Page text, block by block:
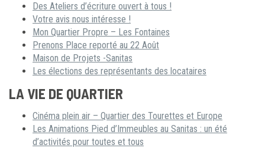
Des Ateliers d’écriture ouvert à tous !
Votre avis nous intéresse !
Mon Quartier Propre – Les Fontaines
Prenons Place reporté au 22 Août
Maison de Projets -Sanitas
Les élections des représentants des locataires
LA VIE DE QUARTIER
Cinéma plein air – Quartier des Tourettes et Europe
Les Animations Pied d’Immeubles au Sanitas : un été
d’activités pour toutes et tous